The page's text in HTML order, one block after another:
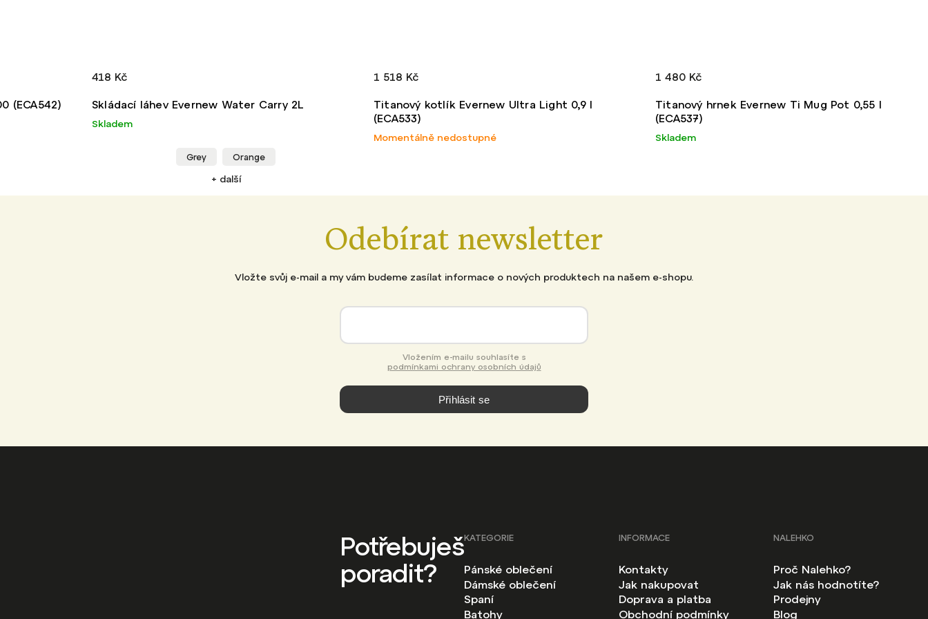
(ECA542) Skládací láhev Evernew Water Carry 2L
Skladem
418 Kč
Grey Orange
+ další
Titanový kotlík Evernew Ultra Light 0,9 l
(ECA533)
Momentálně nedostupné
1 518 Kč
Titanový hrnek Evernew Ti Mug Pot 0,55 l
(ECA537)
Skladem
1 480 Kč
Odebírat newsletter
Vložte svůj e-mail a my vám budeme zasílat informace o nových produktech na našem e-shopu.
podmínkami ochrany osobních údajů
Přihlásit se
Potřebuješ
poradit?
KATEGORIE
Pánské oblečení
Dámské oblečení
Spaní
Batohy
INFORMACE
Kontakty
Jak nakupovat
Doprava a platba
Obchodní podmínky
NALEHKO
Proč Nalehko?
Jak nás hodnotíte?
Prodejny
Blog